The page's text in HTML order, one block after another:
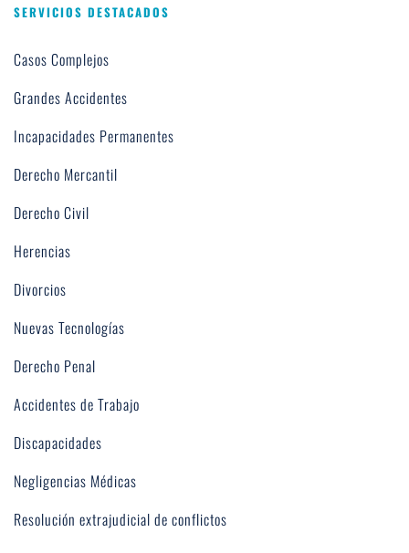
SERVICIOS DESTACADOS
Casos Complejos
Grandes Accidentes
Incapacidades Permanentes
Derecho Mercantil
Derecho Civil
Herencias
Divorcios
Nuevas Tecnologías
Derecho Penal
Accidentes de Trabajo
Discapacidades
Negligencias Médicas
Resolución extrajudicial de conflictos